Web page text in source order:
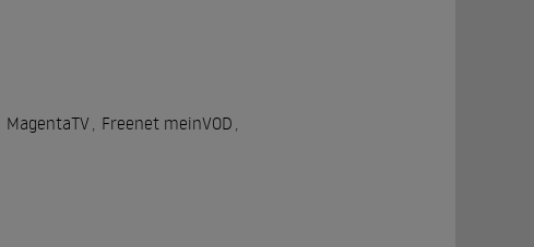
MagentaTV Freenet meinVOD